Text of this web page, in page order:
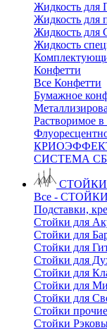
Жидкость для
Жидкость для
Жидкость для
Жидкость
Конфетти
Все Конфетти
Бумажное
Растворимое в
СИСТЕМА
СТОЙКИ
Все - СТОЙКИ
Подставки,
Стойки для
Стойки для
Стойки для
Стойки для
Стойки для
Стойки для
Стойки для
Стойки прочие
Стойки